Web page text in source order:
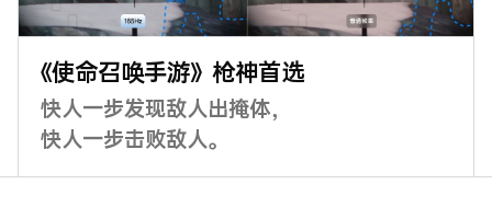
《使命召唤手游》枪神首选
快人一步发现敌人出掩体，
快人一步击败敌人。